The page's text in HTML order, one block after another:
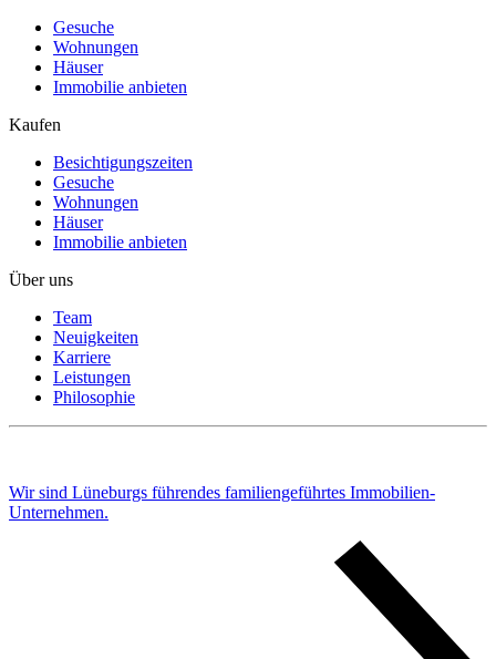
Gesuche
Wohnungen
Häuser
Immobilie anbieten
Kaufen
Besichtigungszeiten
Gesuche
Wohnungen
Häuser
Immobilie anbieten
Über uns
Team
Neuigkeiten
Karriere
Leistungen
Philosophie
Wir sind Lüneburgs führendes familiengeführtes Immobilien-
Unternehmen.